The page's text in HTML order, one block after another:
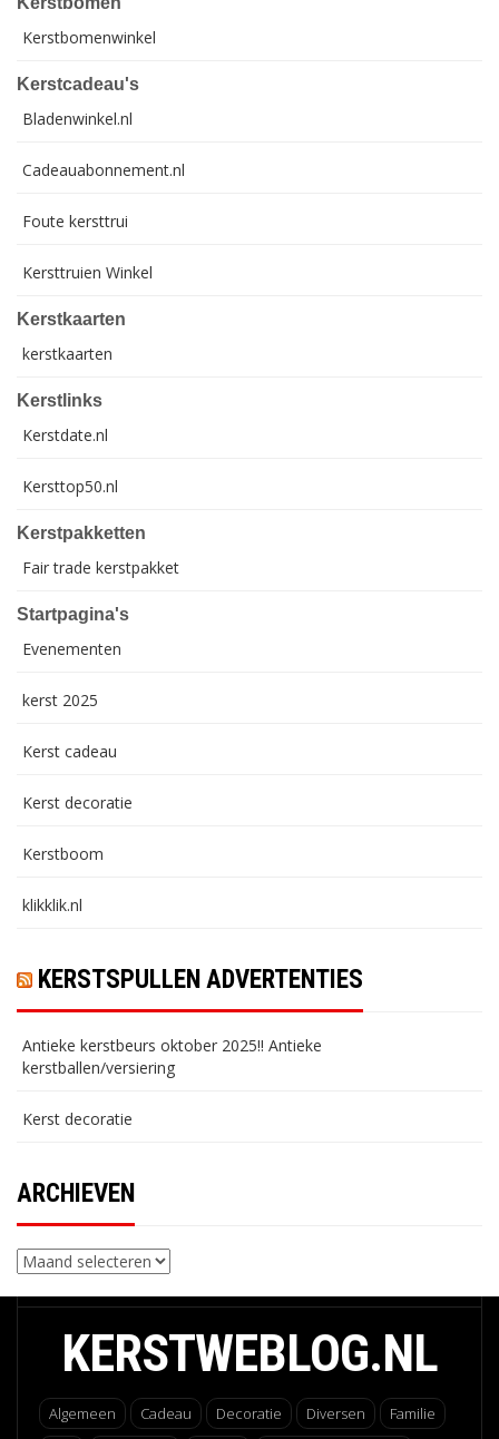
Kerstbomenwinkel
Kerstcadeau's
Bladenwinkel.nl
Cadeauabonnement.nl
Foute kersttrui
Kersttruien Winkel
Kerstkaarten
kerstkaarten
Kerstlinks
Kerstdate.nl
Kersttop50.nl
Kerstpakketten
Fair trade kerstpakket
Startpagina's
Evenementen
kerst 2025
Kerst cadeau
Kerst decoratie
Kerstboom
klikklik.nl
KERSTSPULLEN ADVERTENTIES
Antieke kerstbeurs oktober 2025!! Antieke
kerstballen/versiering
Kerst decoratie
ARCHIEVEN
Archieven
KERSTWEBLOG.NL
Algemeen Cadeau Decoratie Diversen
Familie